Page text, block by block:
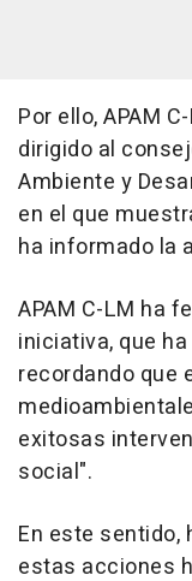
Por ello, APAM
dirigido al
Ambiente y
en el que
ha informado la
APAM C-LM ha
iniciativa, que
recordando que
exitosas
social".
En este sentido,
estas acciones